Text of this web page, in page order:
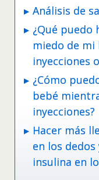
Análisis de
¿Qué puedo
miedo de mi
inyecciones
¿Cómo
bebé
inyecciones?
Hacer más
en los dedos
insulina en